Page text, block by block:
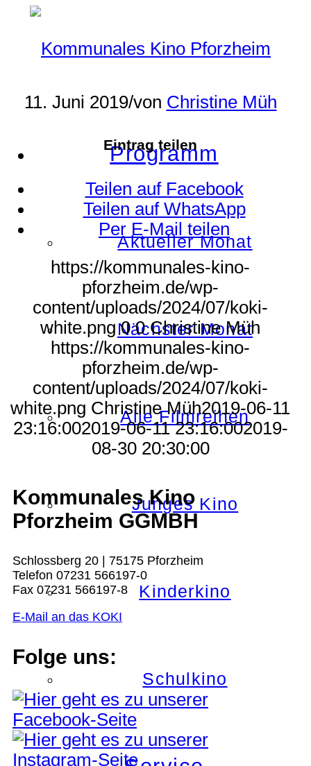
Programm
Aktueller Monat
Nächster Monat
Alle Filmreihen
Junges Kino
Kinderkino
Schulkino
11. Juni 2019/von Christine Müh
Eintrag teilen
Teilen auf Facebook
Teilen auf WhatsApp
Per E-Mail teilen
https://kommunales-kino-
pforzheim.de/wp-
content/uploads/2024/07/koki-
white.png 0 0 Christine Müh
https://kommunales-kino-
pforzheim.de/wp-
content/uploads/2024/07/koki-
white.png Christine Müh2019-06-11
23:16:002019-06-11 23:16:002019-
08-30 20:30:00
Kommunales Kino
Pforzheim GGMBH
Schlossberg 20 | 75175 Pforzheim
Telefon 07231 566197-0
Fax 07231 566197-8
E-Mail an das KOKI
Folge uns: